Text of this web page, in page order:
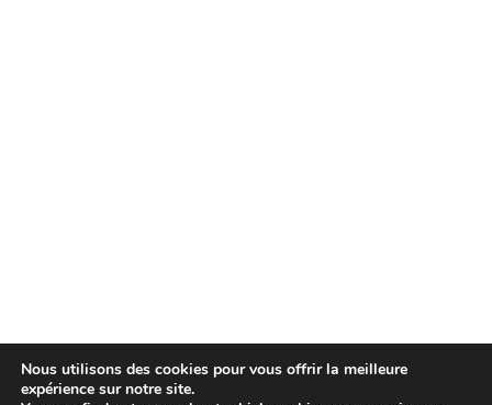
Nous utilisons des cookies pour vous offrir la meilleure
expérience sur notre site.